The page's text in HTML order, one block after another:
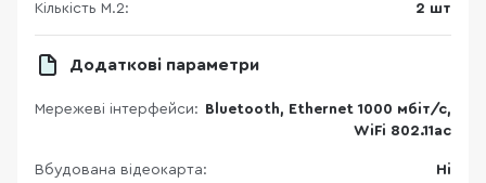
Кількість M.2: 2 шт
Додаткові параметри
Мережеві інтерфейси: Bluetooth, Ethernet 1000 мбіт/с,
WiFi 802.11ac
Вбудована відеокарта: Ні